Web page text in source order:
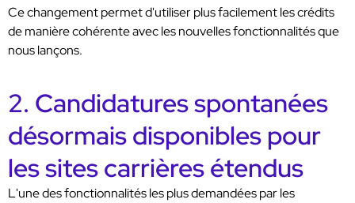
Ce changement permet d'utiliser plus facilement les crédits
de manière cohérente avec les nouvelles fonctionnalités que
nous lançons.
2. Candidatures spontanées
désormais disponibles pour
les sites carrières étendus
L'une des fonctionnalités les plus demandées par les